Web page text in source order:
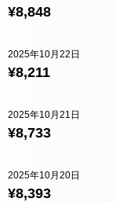
¥8,848
¥8,211
2025年10月22日
¥8,733
2025年10月21日
¥8,393
2025年10月20日